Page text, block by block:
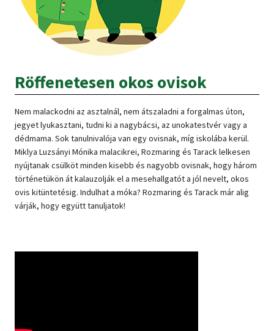
Röffenetesen okos ovisok
Nem malackodni az asztalnál, nem átszaladni a forgalmas úton,
jegyet lyukasztani, tudni ki a nagybácsi, az unokatestvér vagy a
dédmama. Sok tanulnivalója van egy ovisnak, míg iskolába kerül.
Miklya Luzsányi Mónika malacikrei, Rozmaring és Tarack lelkesen
nyújtanak csülköt minden kisebb és nagyobb ovisnak, hogy három
történetükön át kalauzolják el a mesehallgatót a jól nevelt, okos
ovis kitüntetésig. Indulhat a móka? Rozmaring és Tarack már alig
várják, hogy együtt tanuljatok!